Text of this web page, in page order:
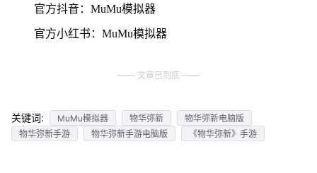
官方抖音：MuMu模拟器
官方小红书：MuMu模拟器
文章已到底
关键词: MuMu模拟器 物华弥新
物华弥新电脑版
物华弥新手游
物华弥新手游电脑版 《物华弥新》手游